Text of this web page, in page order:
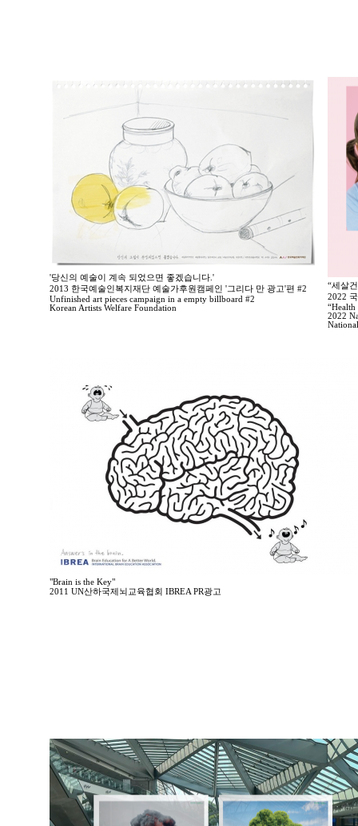
'당신의 예술이 계속 되었으면 좋겠습니다.'
2013 한국예술인복지재단 예술가후원캠페인 '그리다 만 광고'편 #2
Unfinished art pieces campaign in a empty billboard #2
Korean Artists Welfare Foundation
“세살
2022
2022
"Brain is the Key"
2011 UN산하국제뇌교육협회 IBREA PR광고